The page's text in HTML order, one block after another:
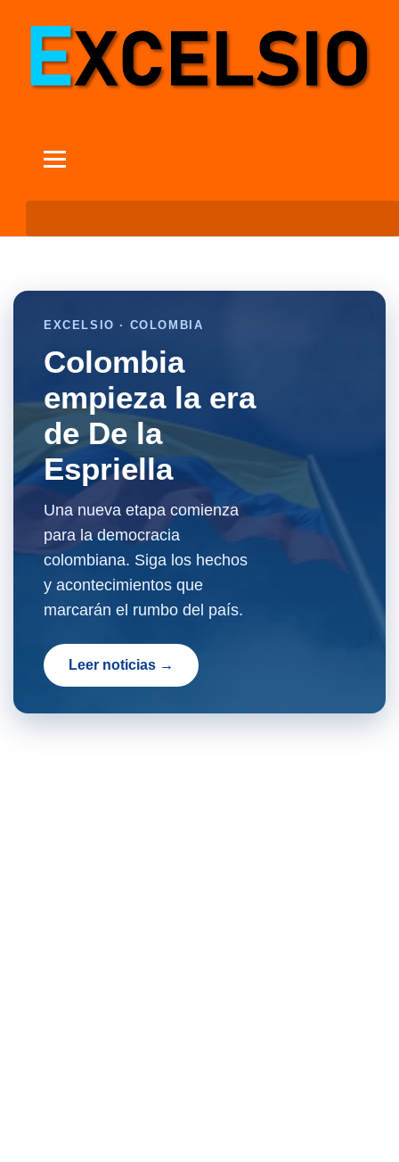
EXCELSIO · COLOMBIA
Colombia
empieza la era
de De la
Espriella
Una nueva etapa comienza
para la democracia
colombiana. Siga los hechos
y acontecimientos que
marcarán el rumbo del país.
Leer noticias →